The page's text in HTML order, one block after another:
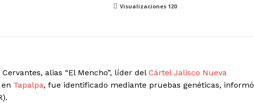
Visualizaciones 120
alias “El Mencho”, líder del Cártel Jalisco Nueva
Tapalpa, fue identificado mediante pruebas genéticas, informó